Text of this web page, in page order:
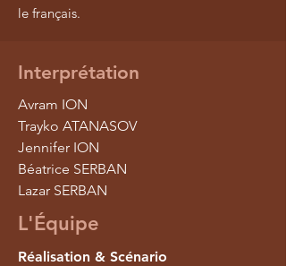
le français.
Interprétation
Avram ION
Trayko ATANASOV
Jennifer ION
Béatrice SERBAN
Lazar SERBAN
L'Équipe
Réalisation & Scénario